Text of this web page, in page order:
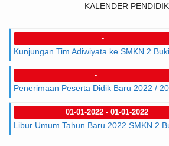
KALENDER
-
Kunjungan Tim Adiwiyata ke SMKN 2
-
Penerimaan Peserta Didik Baru 2022 /
01-01-2022- 01-01-2022
Libur Umum Tahun Baru 2022 SMKN 2